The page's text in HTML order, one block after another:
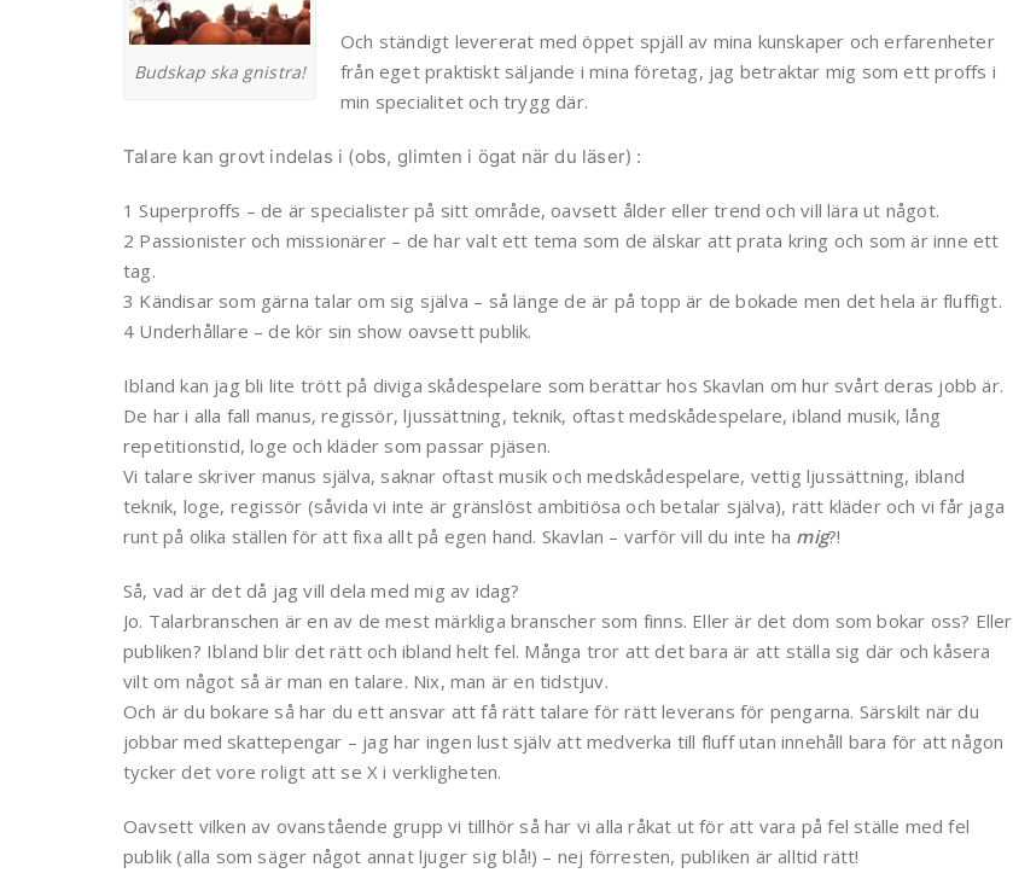
Budskap ska gnistra!
Och ständigt levererat med öppet spjäll av mina kunskaper och erfarenheter
från eget praktiskt säljande i mina företag, jag betraktar mig som ett proffs i
min specialitet och trygg där.
Talare kan grovt indelas i (obs, glimten i ögat när du läser) :
1 Superproffs – de är specialister på sitt område, oavsett ålder eller trend och vill lära ut något.
2 Passionister och missionärer – de har valt ett tema som de älskar att prata kring och som är inne ett
tag.
3 Kändisar som gärna talar om sig själva – så länge de är på topp är de bokade men det hela är fluffigt.
4 Underhållare – de kör sin show oavsett publik.
Ibland kan jag bli lite trött på diviga skådespelare som berättar hos Skavlan om hur svårt deras jobb är.
De har i alla fall manus, regissör, ljussättning, teknik, oftast medskådespelare, ibland musik, lång
repetitionstid, loge och kläder som passar pjäsen.
Vi talare skriver manus själva, saknar oftast musik och medskådespelare, vettig ljussättning, ibland
teknik, loge, regissör (såvida vi inte är gränslöst ambitiösa och betalar själva), rätt kläder och vi får jaga
runt på olika ställen för att fixa allt på egen hand. Skavlan – varför vill du inte ha mig?!
Så, vad är det då jag vill dela med mig av idag?
Jo. Talarbranschen är en av de mest märkliga branscher som finns. Eller är det dom som bokar oss? Eller
publiken? Ibland blir det rätt och ibland helt fel. Många tror att det bara är att ställa sig där och kåsera
vilt om något så är man en talare. Nix, man är en tidstjuv.
Och är du bokare så har du ett ansvar att få rätt talare för rätt leverans för pengarna. Särskilt när du
jobbar med skattepengar – jag har ingen lust själv att medverka till fluff utan innehåll bara för att någon
tycker det vore roligt att se X i verkligheten.
Oavsett vilken av ovanstående grupp vi tillhör så har vi alla råkat ut för att vara på fel ställe med fel
publik (alla som säger något annat ljuger sig blå!) – nej förresten, publiken är alltid rätt!